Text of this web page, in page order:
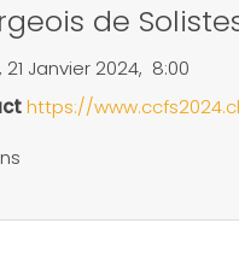
de
Janvier 2024, 8:00
https://